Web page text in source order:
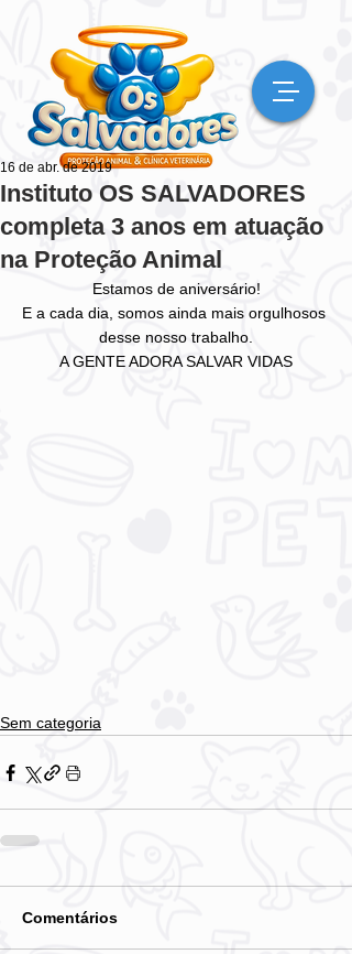
Instituto OS SALVADORES
completa 3 anos em atuação
na Proteção Animal
16 de abr. de 2019
Estamos de aniversário!
E a cada dia, somos ainda mais orgulhosos
desse nosso trabalho.
A GENTE ADORA SALVAR VIDAS
Sem categoria
Comentários